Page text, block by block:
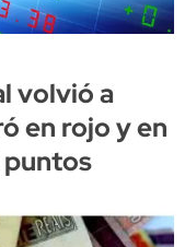
volvió a
en rojo y en
puntos